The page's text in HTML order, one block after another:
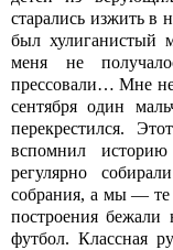
старались изжить в
был хулиганистый
меня не
прессовали… Мне
сентября один
перекрестился.
вспомнил
регулярно
собрания, а мы — те
построения бежали
футбол. Классная